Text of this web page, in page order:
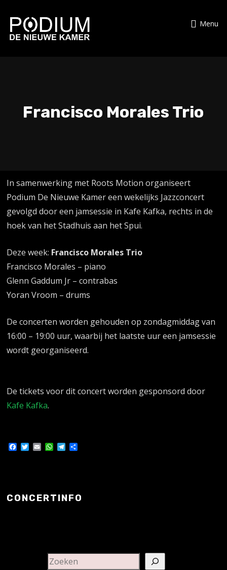
Menu
Francisco Morales Trio
In samenwerking met Roots Motion organiseert
Podium De Nieuwe Kamer een wekelijks Jazzconcert
gevolgd door een jamsessie in Kafe Kafka, rechts in de
hoek van het Stadhuis aan het Spui.
Deze week: Francisco Morales Trio
Francisco Morales – piano
Glenn Gaddum Jr – contrabas
Yoran Vroom – drums
De concerten worden gehouden op zondagmiddag van
16:00 – 19:00 uur, waarbij het laatste uur een jamsessie
wordt georganiseerd.
De tickets voor dit concert worden gesponsord door
Kafe Kafka.
Facebook
TwitterEmailWhatsApp
Telegram
CONCERTINFO